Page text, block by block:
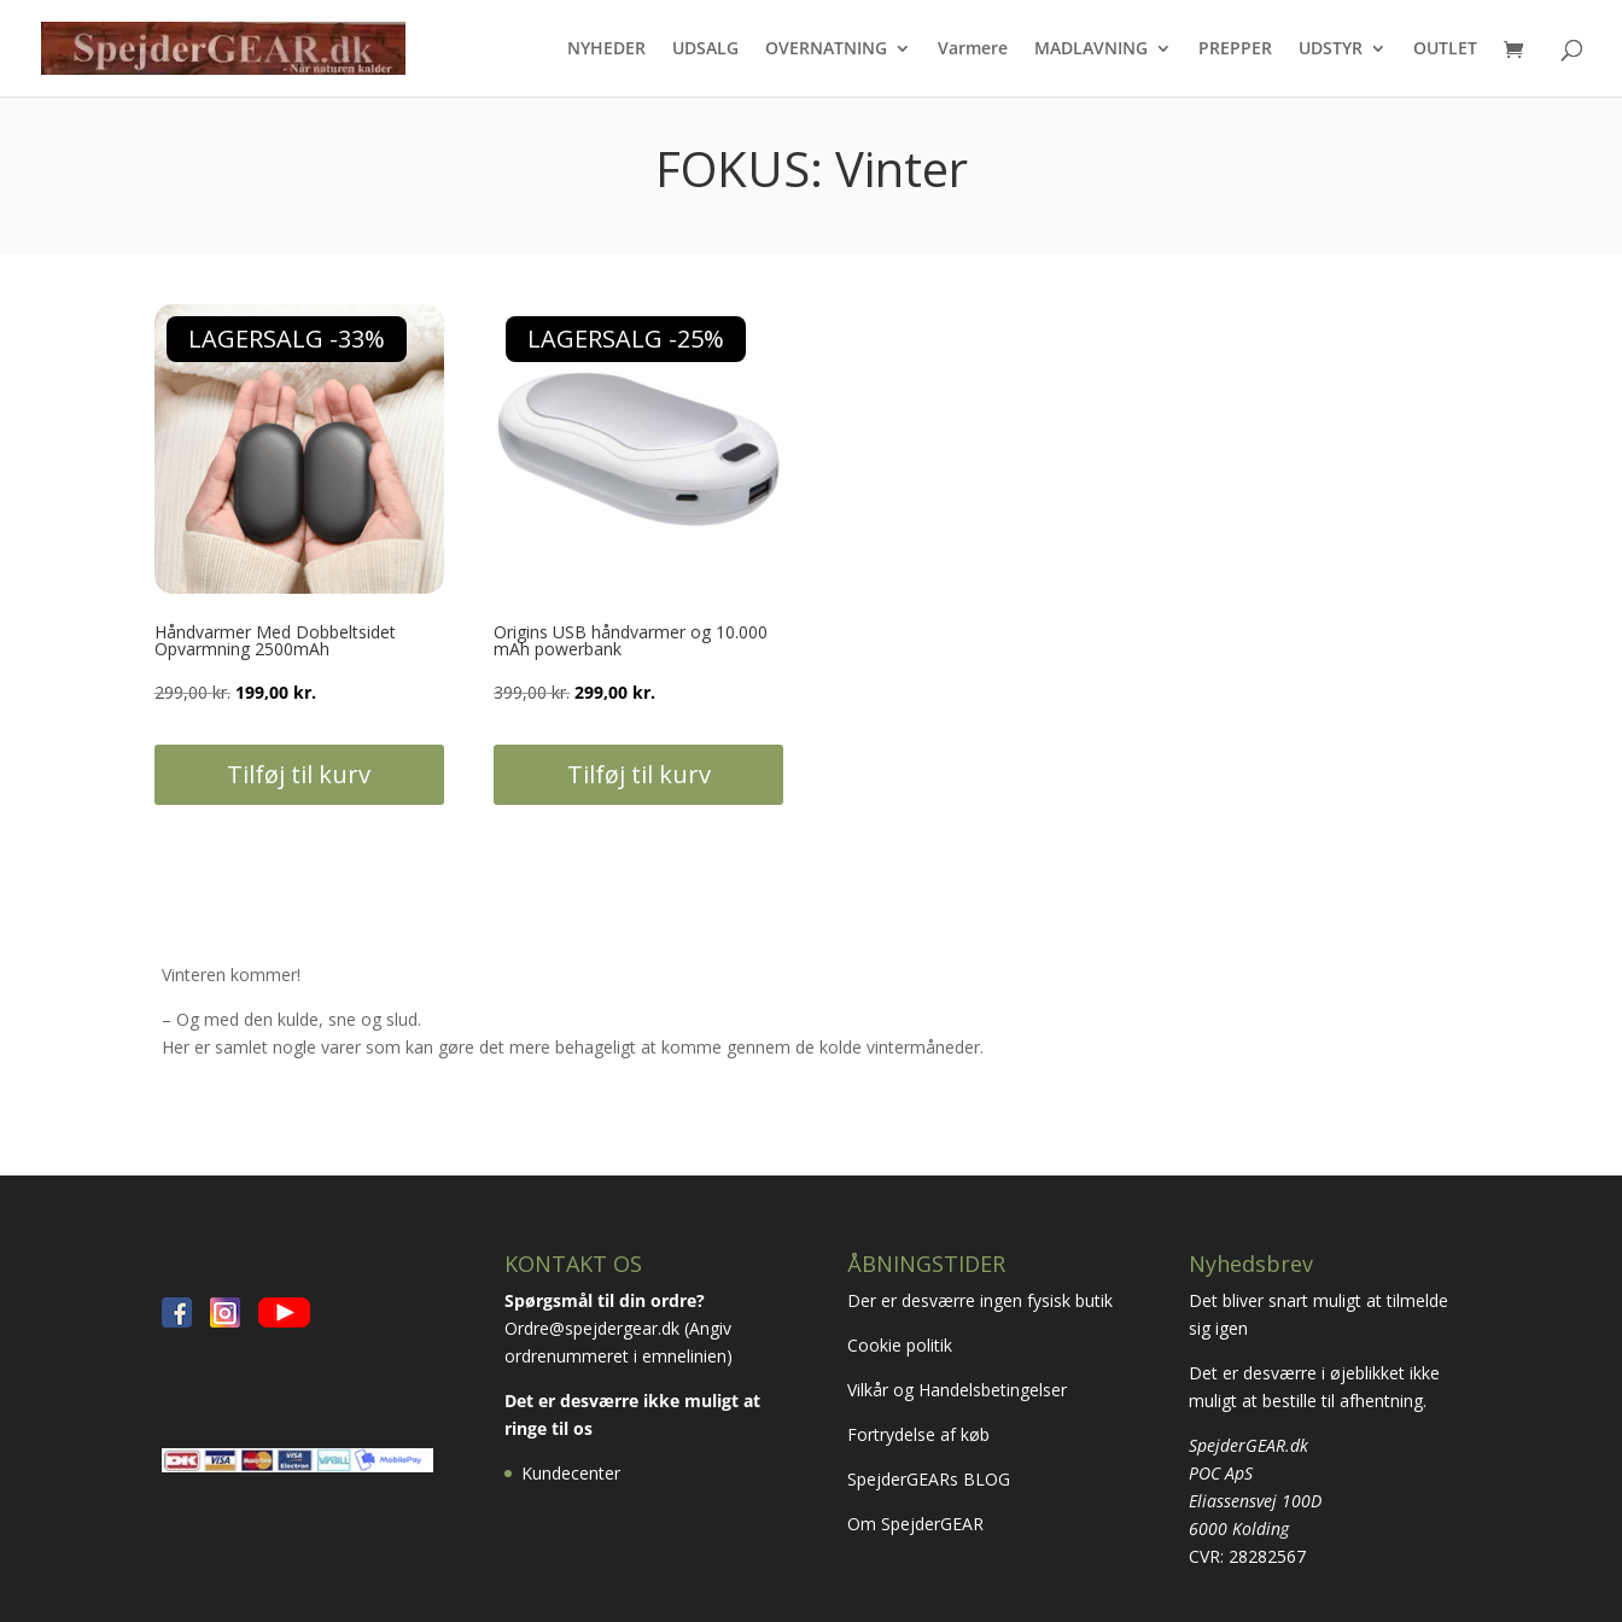
NYHEDER UDSALG OVERNATNING Varmere MADLAVNING PREPPER UDSTYR OUTLET
FOKUS: Vinter
LAGERSALG -33%
Håndvarmer Med Dobbeltsidet
Opvarmning 2500mAh
299,00kr. Den
var:
199,00 kr.Den
er:
Tilføj til kurv
LAGERSALG -25%
Origins USB håndvarmer og 10.000
mAh powerbank
399,00kr. Den
var:
299,00 kr.Den
er:
Tilføj til kurv
Vinteren kommer!
– Og med den kulde, sne og slud.
Her er samlet nogle varer som kan gøre det mere behageligt at komme gennem de kolde vintermåneder.
KONTAKT OS
Spørgsmål til din ordre?
Ordre@spejdergear.dk(Angiv
ordrenummeret i emnelinien)
Det er desværre ikke muligt at
ringe til os
Kundecenter
ÅBNINGSTIDER
Der er desværre ingen fysisk butik
Cookie politik
Vilkår og Handelsbetingelser
Fortrydelse af køb
SpejderGEARs BLOG
Om SpejderGEAR
Nyhedsbrev
Det bliver snart muligt at tilmelde
sig igen
Det er desværre i øjeblikket ikke
muligt at bestille til afhentning.
SpejderGEAR.dk
POC ApS
Eliassensvej 100D
6000 Kolding
CVR: 28282567